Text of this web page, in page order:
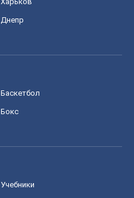
Днепр
Баскетбол
Бокс
Учебники